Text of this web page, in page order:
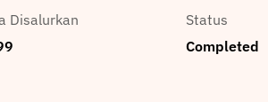
Disalurkan
Status
Completed